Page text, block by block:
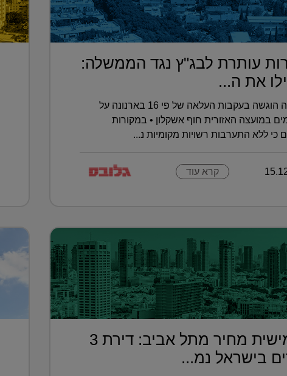
עותרת לבג"ץ נגד הממשלה:
את ה...
העתירה הוגשה בעקבות העלאה של פי 16 בארנונה על
במועצה האזורית חוף אשקלון • במקורות
כי ללא התערבות רשויות מקומיות נ...
קרא עוד
בחמישית מחיר מתל אביב: דירת 3
בישראל נמ...